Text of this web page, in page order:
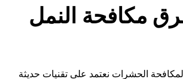
مكافحة النمل
الحشرات نعتمد على تقنيات حديثة